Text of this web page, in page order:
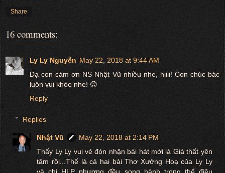
Share
16 comments:
Ly Ly Nguyễn May 22, 2018 at 9:44 AM
Dạ con cảm ơn NS Nhật Vũ nhiều nhe, hiiii! Con chúc bác
luôn vui khỏe nhe! 😊
Reply
Replies
Nhật Vũ
May 22, 2018 at 2:14 PM
Thấy Ly Ly vui vẻ đón nhận bài hát mới là Già thất yên
tâm rồi...Thế là cả hai bài Thơ Xướng Hoạ của Ly Ly
và chi HLP phương đều song hành trong thể điệu